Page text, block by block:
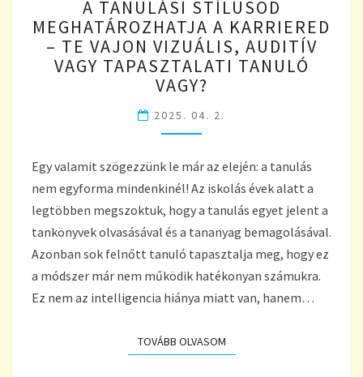
TANULÁSI
STÍLUSOD
MEGHATÁROZHATJA
A
KARRIERED
–
TE
VAJON
AUDITÍV
VAGY
TAPASZTALATI
TANULÓ
VAGY?
A TANULÁSI STÍLUSOD
MEGHATÁROZHATJA A KARRIERED
– TE VAJON VIZUÁLIS, AUDITÍV
VAGY TAPASZTALATI TANULÓ
VAGY?
2025. 04. 2.
Egy valamit szögezzünk le már az elején: a tanulás
nem egyforma mindenkinél! Az iskolás évek alatt a
legtöbben megszoktuk, hogy a tanulás egyet jelent a
tankönyvek olvasásával és a tananyag bemagolásával.
Azonban sok felnőtt tanuló tapasztalja meg, hogy ez
a módszer már nem működik hatékonyan számukra.
Ez nem az intelligencia hiánya miatt van, hanem…
TOVÁBB OLVASOMTOVÁBB OLVASOM